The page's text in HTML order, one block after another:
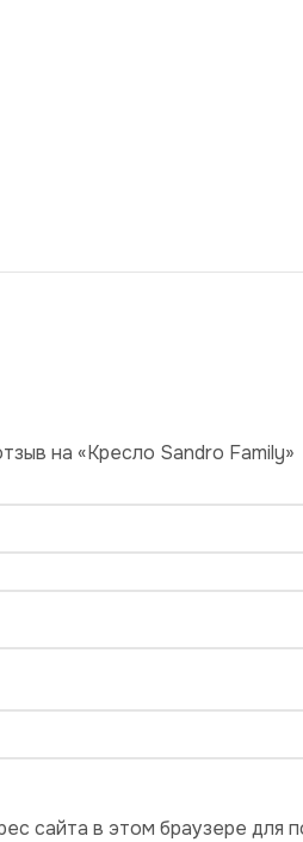
на «Кресло Sandro Family»
сайта в этом браузере